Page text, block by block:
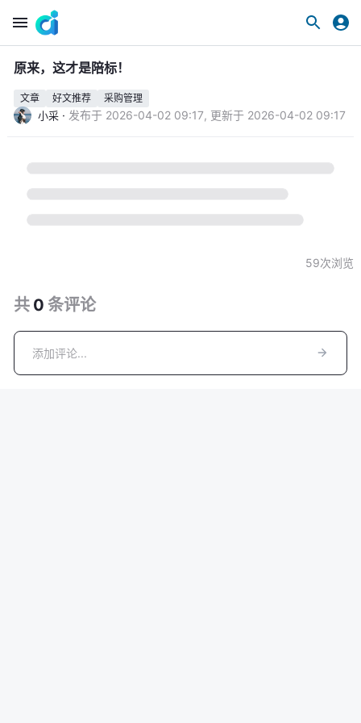
原来，这才是陪标！
文章 好文推荐 采购管理
小采 · 发布于 2026-04-02 09:17, 更新于 2026-04-02 09:17
59次浏览
共 0 条评论